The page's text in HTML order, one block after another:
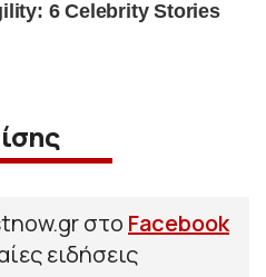
στο Facebook
ειδήσεις